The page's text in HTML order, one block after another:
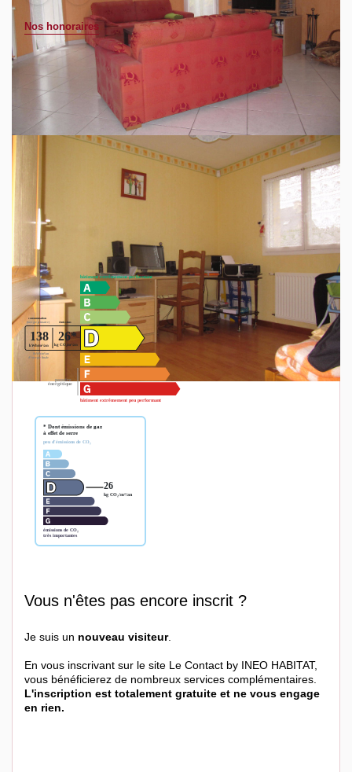
Nos honoraires
Exclusivité, commune Rennes métropole, dans
lotissement résidentiel, belle maison contemporaine de
144m², composée d'une entrée, d'une pièce de vie avec
cheminée équipée d'un insert de 41m², cuisine fermée
équipée de 13m², cinq chambres dont une chambre au rez-
de-chaussée avec salle d'eau privative, mezzanine, salle
de bains, bureau, garage attenant.
Retrouvez toutes nos annonces sur notre site :
www.lecontact-immobilier.fr.
Diagnostics énergétiques
Vous n'êtes pas encore inscrit ?
Je suis un nouveau visiteur.
En vous inscrivant sur le site Le Contact by INEO HABITAT,
vous bénéficierez de nombreux services complémentaires.
L'inscription est totalement gratuite et ne vous engage
en rien.